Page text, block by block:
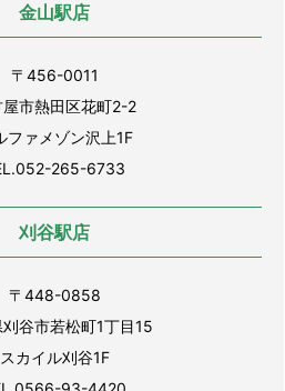
金山駅店
〒456-0011
屋市熱田区花町2-2
ファメゾン沢上1F
265-6733
刈谷駅店
〒448-0858
谷市若松町1丁目15
スカイル刈谷1F